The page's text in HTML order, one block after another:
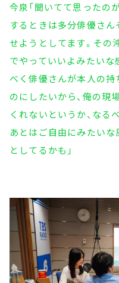
今泉「聞いてて思ったの
するときは多分俳優さ
せようとしてます。その
でやっていいよみたいな
べく俳優さんが本人の
のにしたいから、俺の現
くれないというか、なる
あとはご自由にみたい
としてるかも」